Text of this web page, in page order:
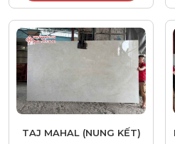
TAJ MAHAL (NUNG KẾT)